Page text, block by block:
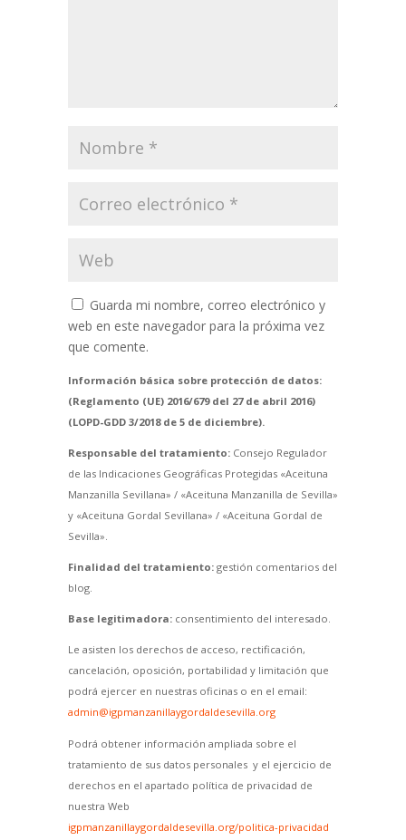
Guarda mi nombre, correo electrónico y
web en este navegador para la próxima vez
que comente.
Información básica sobre protección de datos:
(Reglamento (UE) 2016/679 del 27 de abril 2016)
(LOPD-GDD 3/2018 de 5 de diciembre).
Responsable del tratamiento:Consejo Regulador
de las Indicaciones Geográficas Protegidas «Aceituna
Manzanilla Sevillana» / «Aceituna Manzanilla de Sevilla»
y «Aceituna Gordal Sevillana» / «Aceituna Gordal de
Sevilla».
Finalidad del tratamiento:gestión comentarios del
blog.
Base legitimadora:consentimiento del interesado.
Le asisten los derechos de acceso, rectificación,
cancelación, oposición, portabilidad y limitación que
podrá ejercer en nuestras oficinas o en el email:
admin@igpmanzanillaygordaldesevilla.org
Podrá obtener información ampliada sobre el
tratamiento de sus datos personales y el ejercicio de
derechos en el apartado política de privacidad de
nuestra Web
igpmanzanillaygordaldesevilla.org/politica-privacidad